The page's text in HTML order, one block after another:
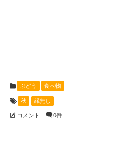
ぶどう 食べ物
秋 縁無し
コメント 0件